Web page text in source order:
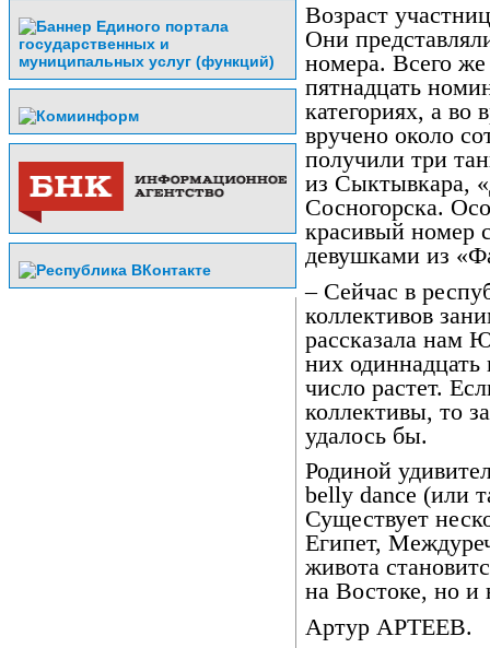
Возраст
Они
номера. Всего
пятнадцать
категориях, а во
вручено около
получили три
из Сыктывкара,
Сосногорска.
красивый номер
девушками из
– Сейчас в
коллективов
рассказала нам
них
число растет.
коллективы, то
удалось бы.
Родиной
belly dance (или
Существует
Египет,
живота
на Востоке, но и
Артур АРТЕЕВ.